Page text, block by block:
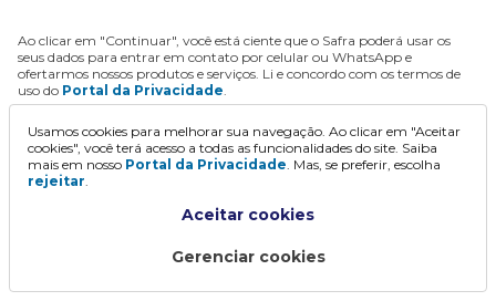
Ao clicar em "Continuar", você está ciente que o Safra poderá usar os
seus dados para entrar em contato por celular ou WhatsApp e
ofertarmos nossos produtos e serviços. Li e concordo com os termos de
uso do Portal da Privacidade.
Continuar
Usamos cookies para melhorar sua navegação. Ao clicar em "Aceitar
cookies", você terá acesso a todas as funcionalidades do site. Saiba
mais em nosso Portal da Privacidade. Mas, se preferir, escolha
rejeitar.
Aceitar cookies
Gerenciar cookies